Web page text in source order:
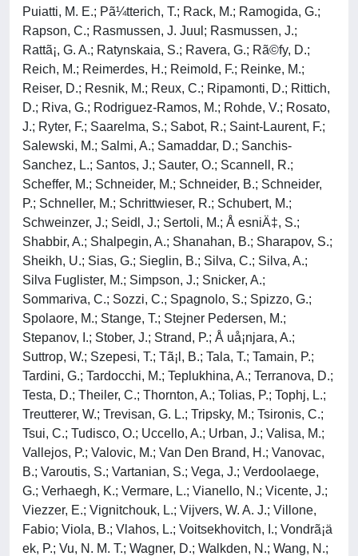
Puiatti, M. E.; Pã¼tterich, T.; Rack, M.; Ramogida, G.;
Rapson, C.; Rasmussen, J. Juul; Rasmussen, J.;
Rattã¡, G. A.; Ratynskaia, S.; Ravera, G.; Rã©fy, D.;
Reich, M.; Reimerdes, H.; Reimold, F.; Reinke, M.;
Reiser, D.; Resnik, M.; Reux, C.; Ripamonti, D.; Rittich,
D.; Riva, G.; Rodriguez-Ramos, M.; Rohde, V.; Rosato,
J.; Ryter, F.; Saarelma, S.; Sabot, R.; Saint-Laurent, F.;
Salewski, M.; Salmi, A.; Samaddar, D.; Sanchis-
Sanchez, L.; Santos, J.; Sauter, O.; Scannell, R.;
Scheffer, M.; Schneider, M.; Schneider, B.; Schneider,
P.; Schneller, M.; Schrittwieser, R.; Schubert, M.;
Schweinzer, J.; Seidl, J.; Sertoli, M.; Å esniÄ‡, S.;
Shabbir, A.; Shalpegin, A.; Shanahan, B.; Sharapov, S.;
Sheikh, U.; Sias, G.; Sieglin, B.; Silva, C.; Silva, A.;
Silva Fuglister, M.; Simpson, J.; Snicker, A.;
Sommariva, C.; Sozzi, C.; Spagnolo, S.; Spizzo, G.;
Spolaore, M.; Stange, T.; Stejner Pedersen, M.;
Stepanov, I.; Stober, J.; Strand, P.; Å uå¡njara, A.;
Suttrop, W.; Szepesi, T.; Tã¡l, B.; Tala, T.; Tamain, P.;
Tardini, G.; Tardocchi, M.; Teplukhina, A.; Terranova, D.;
Testa, D.; Theiler, C.; Thornton, A.; Tolias, P.; Tophj, L.;
Treutterer, W.; Trevisan, G. L.; Tripsky, M.; Tsironis, C.;
Tsui, C.; Tudisco, O.; Uccello, A.; Urban, J.; Valisa, M.;
Vallejos, P.; Valovic, M.; Van Den Brand, H.; Vanovac,
B.; Varoutis, S.; Vartanian, S.; Vega, J.; Verdoolaege,
G.; Verhaegh, K.; Vermare, L.; Vianello, N.; Vicente, J.;
Viezzer, E.; Vignitchouk, L.; Vijvers, W. A. J.; Villone,
Fabio; Viola, B.; Vlahos, L.; Voitsekhovitch, I.; Vondrã¡ä
ek, P.; Vu, N. M. T.; Wagner, D.; Walkden, N.; Wang, N.;